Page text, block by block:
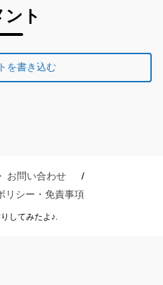
ント
を書き込む
お問い合わせ
リシー・免責事項
してみたよ♪.